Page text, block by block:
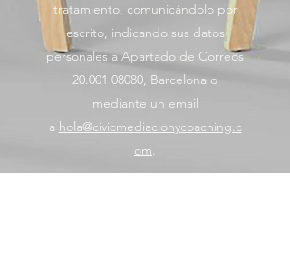
tratamiento, comunicándolo por
escrito, indicando sus datos
personales a Apartado de Correos
20.001 08080, Barcelona o
mediante un email
a hola@civicmediacionycoaching.c
om.